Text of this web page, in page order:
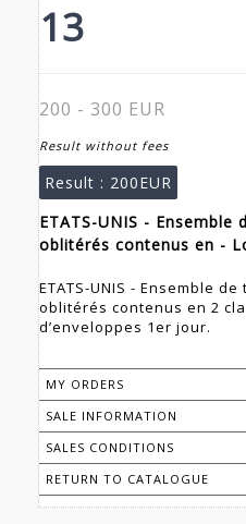
13
200 - 300 EUR
Result without fees
Result : 200EUR
ETATS-UNIS - Ensemble
oblitérés contenus en -
ETATS-UNIS - Ensemble
oblitérés contenus en 2
d’enveloppes 1er jour.
MY ORDERS
SALE INFORMATION
SALES CONDITIONS
RETURN TO CATALOGUE